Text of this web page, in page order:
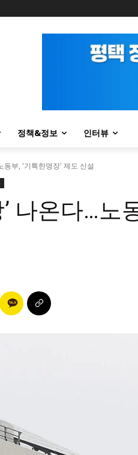
정책&정보 인터뷰
부, '기특한명장' 제도 신설
나온다…노